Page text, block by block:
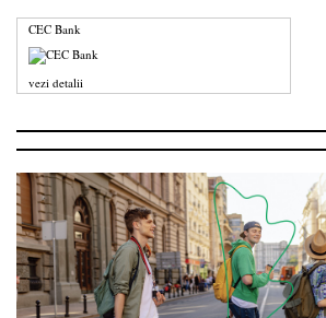
CEC Bank
vezi detalii